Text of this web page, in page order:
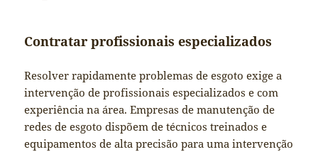
Contratar profissionais especializados
Resolver rapidamente problemas de esgoto exige a
intervenção de profissionais especializados e com
experiência na área. Empresas de manutenção de
redes de esgoto dispõem de técnicos treinados e
equipamentos de alta precisão para uma intervenção